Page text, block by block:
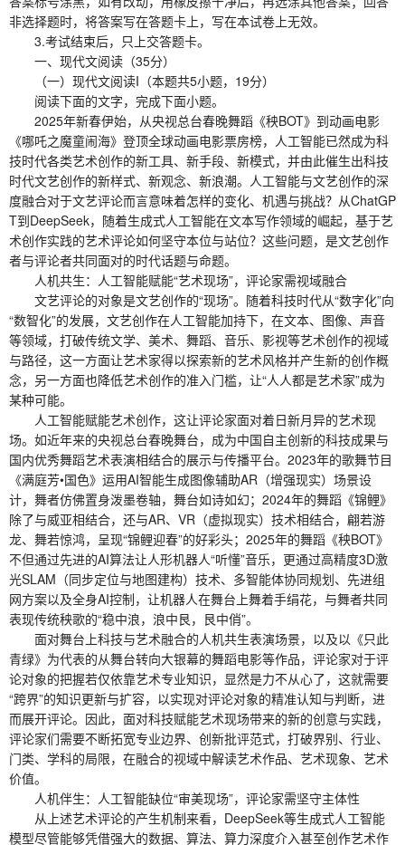
非选择题时，将答案写在答题卡上，写在本试卷上无效。
3.考试结束后，只上交答题卡。
一、现代文阅读（35分）
（一）现代文阅读I（本题共5小题，19分）
阅读下面的文字，完成下面小题。
2025年新春伊始，从央视总台春晚舞蹈《秧BOT》到动画电影
《哪吒之魔童闹海》登顶全球动画电影票房榜，人工智能已然成为科
技时代各类艺术创作的新工具、新手段、新模式，并由此催生出科技
时代文艺创作的新样式、新观念、新浪潮。人工智能与文艺创作的深
度融合对于文艺评论而言意味着怎样的变化、机遇与挑战？从ChatGP
T到DeepSeek，随着生成式人工智能在文本写作领域的崛起，基于艺
术创作实践的艺术评论如何坚守本位与站位？这些问题，是文艺创作
者与评论者共同面对的时代话题与命题。
人机共生：人工智能赋能“艺术现场”，评论家需视域融合
文艺评论的对象是文艺创作的“现场”。随着科技时代从“数字化”向
“数智化”的发展，文艺创作在人工智能加持下，在文本、图像、声音
等领域，打破传统文学、美术、舞蹈、音乐、影视等艺术创作的视域
与路径，这一方面让艺术家得以探索新的艺术风格并产生新的创作概
念，另一方面也降低艺术创作的准入门槛，让“人人都是艺术家”成为
某种可能。
人工智能赋能艺术创作，这让评论家面对着日新月异的艺术现
场。如近年来的央视总台春晚舞台，成为中国自主创新的科技成果与
国内优秀舞蹈艺术表演相结合的展示与传播平台。2023年的歌舞节目
《满庭芳•国色》运用AI智能生成图像辅助AR（增强现实）场景设
计，舞者仿佛置身泼墨卷轴，舞台如诗如幻；2024年的舞蹈《锦鲤》
除了与威亚相结合，还与AR、VR（虚拟现实）技术相结合，翩若游
龙、舞若惊鸿，呈现“锦鲤迎春”的好彩头；2025年的舞蹈《秧BOT》
不但通过先进的AI算法让人形机器人“听懂”音乐，更通过高精度3D激
光SLAM（同步定位与地图建构）技术、多智能体协同规划、先进组
网方案以及全身AI控制，让机器人在舞台上舞着手绢花，与舞者共同
表现传统秧歌的“稳中浪，浪中艮，艮中俏”。
面对舞台上科技与艺术融合的人机共生表演场景，以及以《只此
青绿》为代表的从舞台转向大银幕的舞蹈电影等作品，评论家对于评
论对象的把握若仅依靠艺术专业知识，显然是力不从心了，这就需要
“跨界”的知识更新与扩容，以实现对评论对象的精准认知与判断，进
而展开评论。因此，面对科技赋能艺术现场带来的新的创意与实践，
评论家们需要不断拓宽专业边界、创新批评范式，打破界别、行业、
门类、学科的局限，在融合的视域中解读艺术作品、艺术现象、艺术
价值。
人机伴生：人工智能缺位“审美现场”，评论家需坚守主体性
从上述艺术评论的产生机制来看，DeepSeek等生成式人工智能
模型尽管能够凭借强大的数据、算法、算力深度介入甚至创作艺术作